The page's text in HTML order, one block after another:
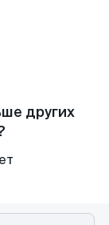
других